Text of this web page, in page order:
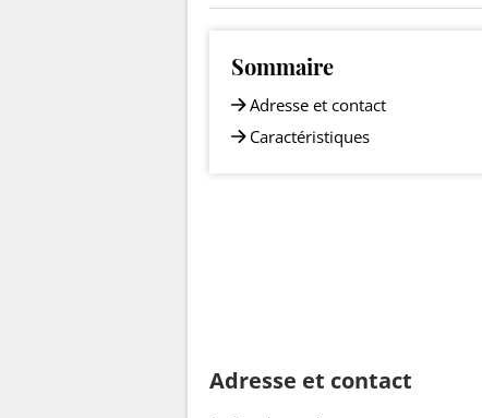
Sommaire
Adresse et contact
Caractéristiques
Adresse et contact